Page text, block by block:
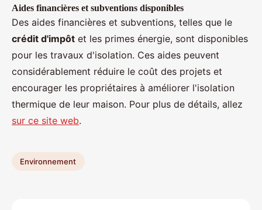
Aides financières et subventions disponibles
Des aides financières et subventions, telles que le
crédit d'impôt et les primes énergie, sont disponibles
pour les travaux d'isolation. Ces aides peuvent
considérablement réduire le coût des projets et
encourager les propriétaires à améliorer l'isolation
thermique de leur maison. Pour plus de détails, allez
sur ce site web.
Environnement